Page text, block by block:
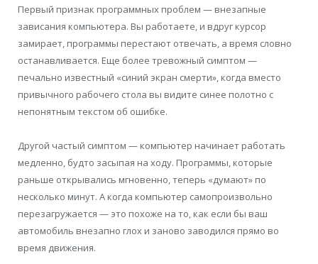
Первый признак программных проблем — внезапные
зависания компьютера. Вы работаете, и вдруг курсор
замирает, программы перестают отвечать, а время словно
останавливается. Еще более тревожный симптом —
печально известный «синий экран смерти», когда вместо
привычного рабочего стола вы видите синее полотно с
непонятным текстом об ошибке.
Другой частый симптом — компьютер начинает работать
медленно, будто засыпая на ходу. Программы, которые
раньше открывались мгновенно, теперь «думают» по
несколько минут. А когда компьютер самопроизвольно
перезагружается — это похоже на то, как если бы ваш
автомобиль внезапно глох и заново заводился прямо во
время движения.